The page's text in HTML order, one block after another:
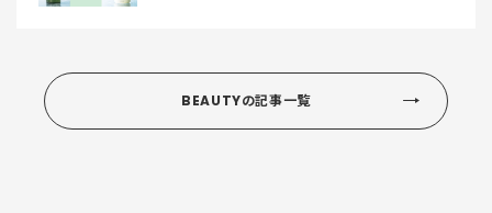
BEAUTYの記事一覧